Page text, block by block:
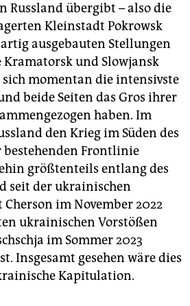
Russland übergibt – also die
Kleinstadt Pokrowsk
ausgebauten Stellungen
und Slowjansk
momentan die intensivste
beide Seiten das Gros ihrer
haben. Im
den Krieg im Süden des
bestehenden Frontlinie
größtenteils entlang des
seit der ukrainischen
im November 2022
ukrainischen Vorstößen
im Sommer 2023
Insgesamt gesehen wäre dies
Kapitulation.